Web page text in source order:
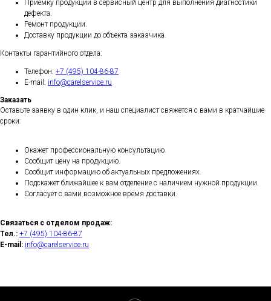
Приемку продукции в сервисный центр для выполнения диагностики
дефекта.
Ремонт продукции.
Доставку продукции до объекта заказчика.
Контакты гарантийного отдела:
Телефон: +7 (495) 104-86-87
E-mail: info@carelservice.ru
Заказать
Оставьте заявку в один клик, и наш специалист свяжется с вами в кратчайшие
сроки:
Окажет профессиональную консультацию.
Сообщит цену на продукцию.
Сообщит информацию об актуальных предложениях.
Подскажет ближайшее к вам отделение с наличием нужной продукции.
Согласует с вами возможное время доставки.
Связаться с отделом продаж:
Тел.: +7 (495) 104-86-87
E-mail: info@carelservice.ru